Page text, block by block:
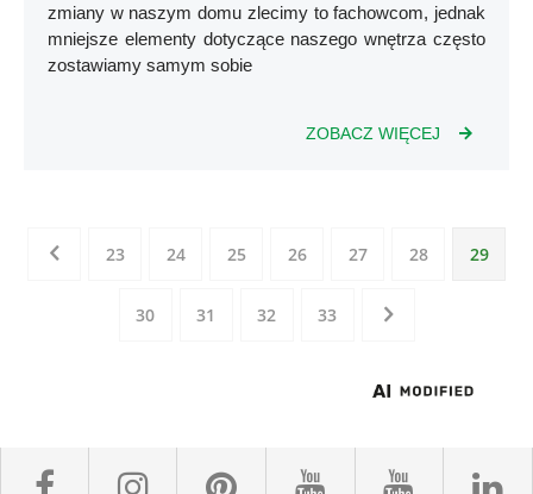
zmiany w naszym domu zlecimy to fachowcom, jednak
mniejsze elementy dotyczące naszego wnętrza często
zostawiamy samym sobie
ZOBACZ WIĘCEJ
23 24 25 26 27 28 29
30 31 32 33